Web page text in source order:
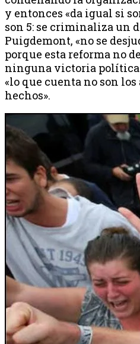
y entonces «da igual si
son 5: se criminaliza un
Puigdemont, «no se
porque esta reforma no
ninguna victoria política.
«lo que cuenta no son
hechos».